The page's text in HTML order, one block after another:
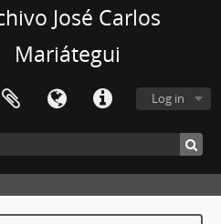
José Carlos
Mariátegui
Log in